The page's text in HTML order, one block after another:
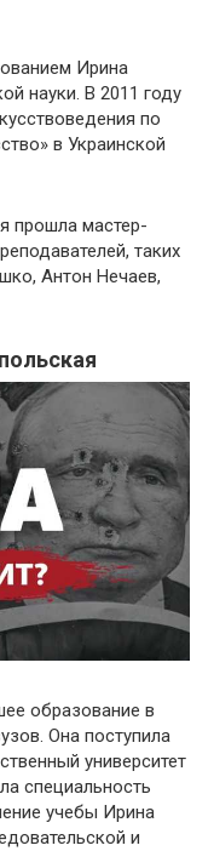
Ирина
науки. В 2011 году
по
в Украинской
прошла мастер-
таких
Антон Нечаев,
образование в
Она поступила
университет
специальность
учебы Ирина
и